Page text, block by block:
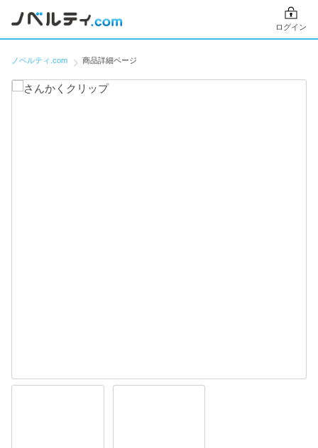
ログイン
ノベルティ.com 商品詳細ページ